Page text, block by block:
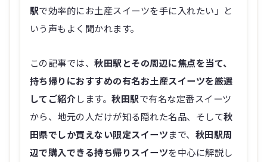
駅で効率的にお土産スイーツを手に入れたい」と
いう声もよく聞かれます。
この記事では、秋田駅とその周辺に焦点を当て、
持ち帰りにおすすめの有名お土産スイーツを厳選
してご紹介します。秋田駅で有名な定番スイーツ
から、地元の人だけが知る隠れた名品、そして秋
田県でしか買えない限定スイーツまで、 秋田駅周
辺で購入できる持ち帰りスイーツを中心に解説し